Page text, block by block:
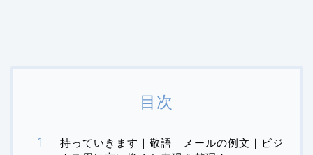
目次
持っていきます｜敬語｜メールの例文｜ビジ